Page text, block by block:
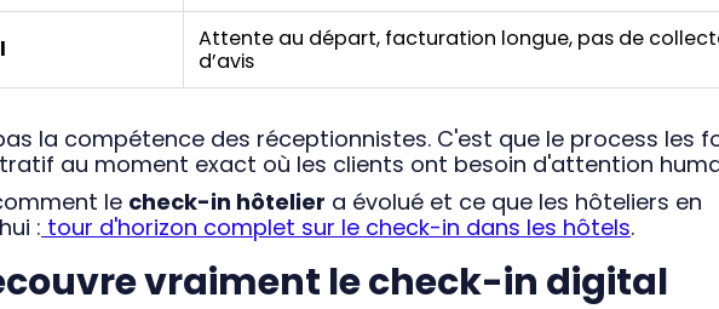
Attente au départ, facturation longue, pas de
d’avis
la compétence des réceptionnistes. C'est que le process les
au moment exact où les clients ont besoin d'attention
le check-in hôtelier a évolué et ce que les hôteliers en
: tour d'horizon complet sur le check-in dans les hôtels.
vraiment le check-in digital